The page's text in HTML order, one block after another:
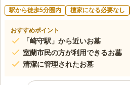
駅から徒歩5分圏内 檀家になる必要なし
おすすめポイント
「崎守駅」から近いお墓
室蘭市民の方が利用できるお墓
清潔に管理されたお墓